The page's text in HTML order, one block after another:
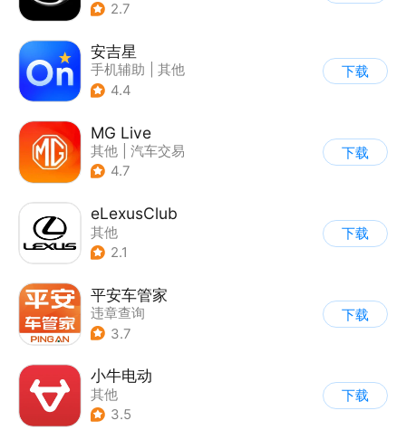
2.7
安吉星
手机辅助
其他
4.4
下载
MG Live
其他
汽车交易
4.7
下载
eLexusClub
其他
2.1
下载
平安车管家
违章查询
3.7
下载
小牛电动
其他
3.5
下载